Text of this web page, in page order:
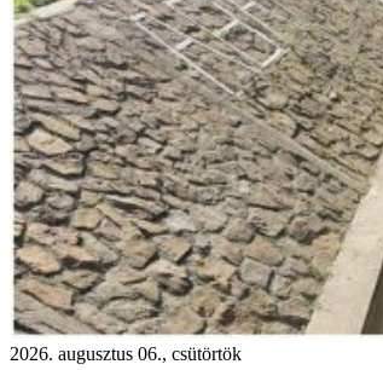
2026. augusztus 06., csütörtök